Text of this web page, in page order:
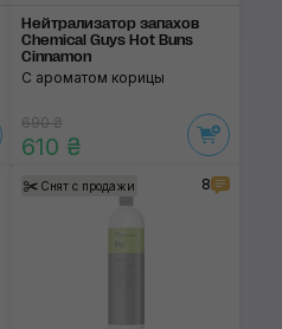
Нейтрализатор запа­хов
Chemical Guys Hot Buns
Cinnamon
С ароматом корицы
690 ₴
610 ₴
Снят с продажи 8